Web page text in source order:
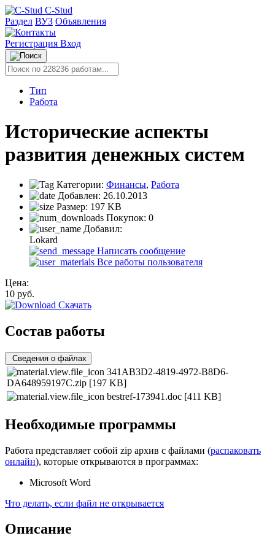
C-Stud
Раздел ВУЗ Объявления
Регистрация Вход
Тип
Работа
Исторические аспекты
развития денежных систем
Категории: Финансы, Работа
Добавлен: 26.10.2013
Размер: 197 KB
Покупок: 0
Добавил:
Lokard
Написать сообщение
Все работы пользователя
Цена:
10 руб.
Скачать
Состав работы
Сведения о файлах
341AB3D2-4819-4972-B8D6-
DA648959197C.zip [197 KB]
bestref-173941.doc [411 KB]
Необходимые программы
Работа представляет собой zip архив с файлами (распаковать
онлайн), которые открываются в программах:
Microsoft Word
Что делать, если файл не открывается
Описание